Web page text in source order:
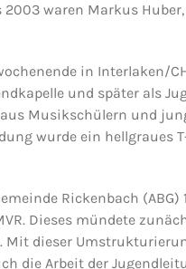
waren Markus
in Interlaken/
und später als
Musikschülern und
wurde ein hellgraues
Rickenbach (ABG)
Dieses mündete
Mit dieser
die Arbeit der